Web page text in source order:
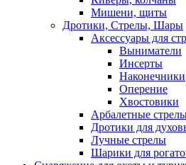
Мишени, щиты
Дротики, Стрелы, Шары
Аксессуары для
Выниматели
Инсерты
Наконечники
Оперение
Хвостовики
Арбалетные
Дротики для
Лучные стрелы
Шарики для